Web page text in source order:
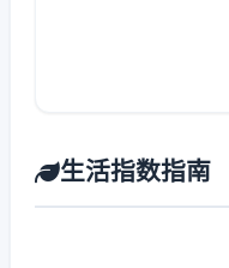
生活指数指南